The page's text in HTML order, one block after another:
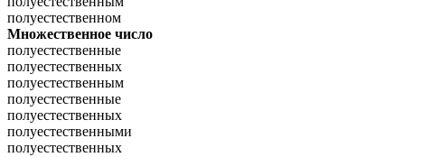
полуестественном
Множественное число
полуестественные
полуестественных
полуестественным
полуестественные
полуестественных
полуестественными
полуестественных